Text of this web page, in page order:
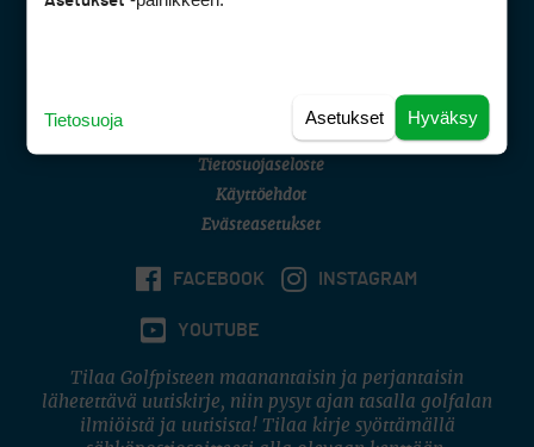
Asiakaspalvelu
(digi) digi@otavamedia.fi
Tietosuojaseloste
Käyttöehdot
Evästeasetukset
FACEBOOK INSTAGRAM
YOUTUBE
Tilaa Golfpisteen maanantaisin ja perjantaisin
lähetettävä uutiskirje, niin pysyt ajan tasalla golfalan
ilmiöistä ja uutisista! Tilaa kirje syöttämällä
Hyväksy
Asetukset
Tietosuoja